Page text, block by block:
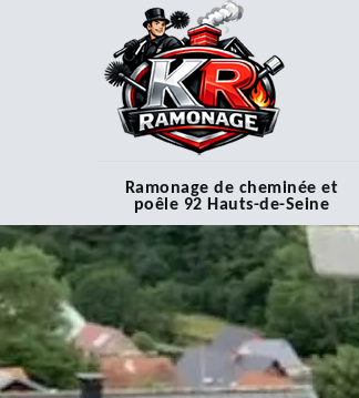
Ramonage de cheminée et
poêle 92 Hauts-de-Seine